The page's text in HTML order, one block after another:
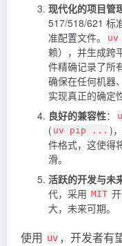
现代化的项目管
517/518/621 标
准配置文件。
uv
赖），并生成跨
件精确记录了所
确保在任何机器
实现真正的确定
良好的兼容性：
( uv pip ... )
件格式，这使得
滑。
活跃的开发与未
代，采用 MIT
大，未来可期。
使用 uv ，开发者有